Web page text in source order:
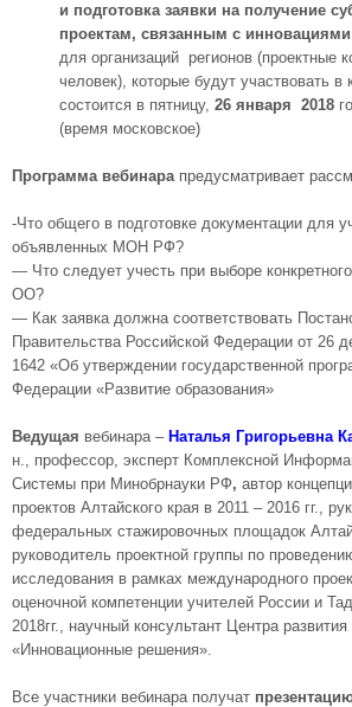
и подготовка заявки на получение
проектам, связанным с
для организаций регионов (проектные
человек), которые будут участвовать в
состоится в пятницу, 26 января 2018
(время московское)
Программа вебинарапредусматривает
-Что общего в подготовке документации для
объявленных МОН РФ?
— Что следует учесть при выборе
ОО?
— Как заявка должна соответствовать
Правительства Российской Федерации от 26
1642 «Об утверждении государственной
Федерации «Развитие образования»
Ведущая вебинара – Наталья Григорьевна
н., профессор, эксперт Комплексной
Системы при Минобрнауки РФ, автор
проектов Алтайского края в 2011 – 2016 гг.,
федеральных стажировочных площадок
руководитель проектной группы по
исследования в рамках международного
оценочной компетенции учителей России и
2018гг., научный консультант Центра
«Инновационные решения».
Все участники вебинара получат